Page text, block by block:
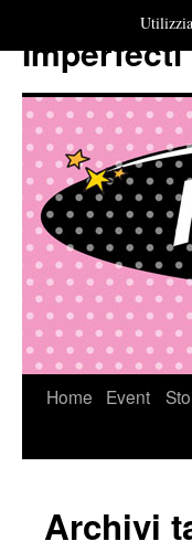
Imperfecti
VaiHome Event
Archivi